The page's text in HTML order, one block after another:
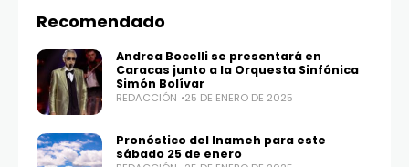
100,0
25,1K
Recomendado
Andrea Bocelli se presentará en
Caracas junto a la Orquesta Sinfónica
Simón Bolívar
REDACCIÓN 25 DE ENERO DE 2025
Pronóstico del Inameh para este
sábado 25 de enero